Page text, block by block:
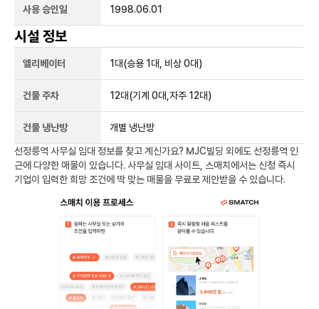
사용 승인일 1998.06.01
시설 정보
엘리베이터 1 대(승용 1대, 비상 0대)
건물 주차 12대(기계 0대,자주 12대)
건물 냉난방 개별 냉난방
선정릉역 사무실 임대 정보를 찾고 계신가요? MJC빌딩 외에도 선정릉역 인
근에 다양한 매물이 있습니다. 사무실 임대 사이트, 스매치에서는 신청 즉시
기업이 입력한 희망 조건에 딱 맞는 매물을 무료로 제안받을 수 있습니다.